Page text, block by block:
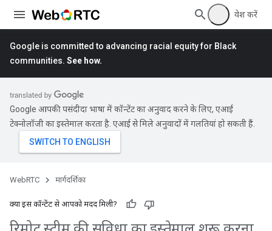
प्रवेश करें
Google is committed to advancing racial equity for Black
communities. See how.
Google आपकी पसंदीदा भाषा में कॉन्टेंट का अनुवाद करने के लिए, एआई
टेक्नोलॉजी का इस्तेमाल करता है. एआई से मिले अनुवादों में गलतियां हो सकती हैं.
WebRTC मार्गदर्शिका
क्या इस कॉन्टेंट से आपको मदद मिली?